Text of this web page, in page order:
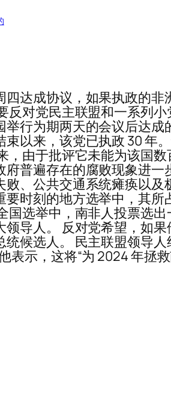
四达成协议，如果执政的
反对党民主联盟和一系列
举行为期两天的会议后达
束以来，该党已执政 30 年
，由于批评它未能为该国
府普遍存在的腐败现象进
败、公共交通系统瘫痪以
要时刻的地方选举中，其
国选举中，南非人投票选
领导人。 反对党希望，如
统候选人。 民主联盟领导
表示，这将“为 2024 年拯救